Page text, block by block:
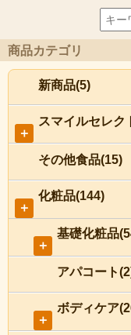
商品カテゴリ
新商品(5)
＋
スマイルセレク
その他食品(15)
＋
化粧品(144)
＋
基礎化粧品
アパコート
＋
ボディケア